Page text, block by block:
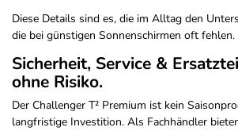
Diese Details sind es, die im Alltag den
die bei günstigen Sonnenschirmen oft fehlen.
Sicherheit, Service &
ohne Risiko.
Der Challenger T² Premium ist kein
langfristige Investition. Als Fachhändler